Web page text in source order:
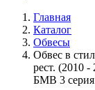
Главная
Каталог
Обвесы
Обвес в
рест. (2010
БМВ 3 серия